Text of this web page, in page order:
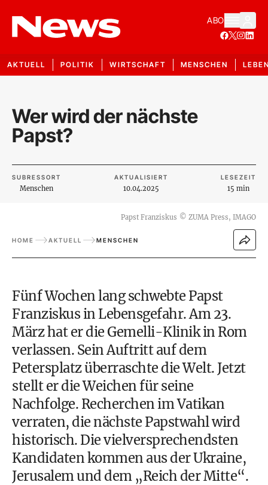
ABO
AKTUELL POLITIK WIRTSCHAFT MENSCHEN
Wer wird der nächste
Papst?
SUBRESSORT
Menschen
AKTUALISIERT
10.04.2025
LESEZEIT
15 min
Papst Franziskus © ZUMA Press, IMAGO
HOME AKTUELL MENSCHEN
Fünf Wochen lang schwebte Papst
Franziskus in Lebensgefahr. Am 23.
März hat er die Gemelli-Klinik in Rom
verlassen. Sein Auftritt auf dem
Petersplatz überraschte die Welt. Jetzt
stellt er die Weichen für seine
Nachfolge. Recherchen im Vatikan
verraten, die nächste Papstwahl wird
historisch. Die vielversprechendsten
Kandidaten kommen aus der Ukraine,
Jerusalem und dem „Reich der Mitte“.